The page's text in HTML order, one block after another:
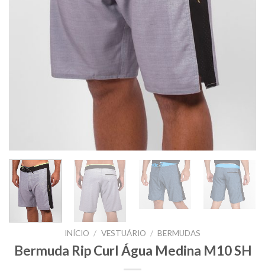
INÍCIO / VESTUÁRIO / BERMUDAS
Bermuda Rip Curl Água Medina M10 SH